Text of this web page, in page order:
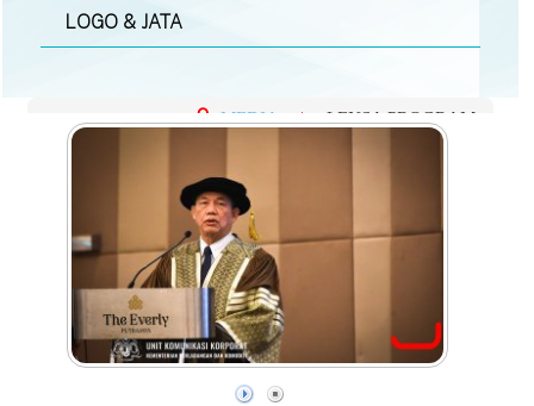
LOGO & JATA
MEDIA | LENSA PROGRAM